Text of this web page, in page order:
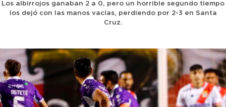
Los albirrojos ganaban 2 a 0, pero un horrible segundo tiempo
los dejó con las manos vacías, perdiendo por 2-3 en Santa
Cruz.